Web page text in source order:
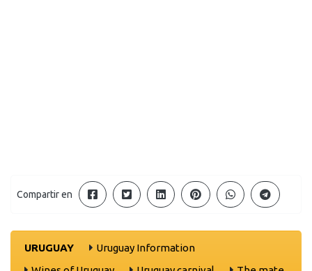
Compartir en
URUGUAY
Uruguay Information